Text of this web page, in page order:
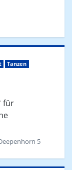
Tanzen
für
5